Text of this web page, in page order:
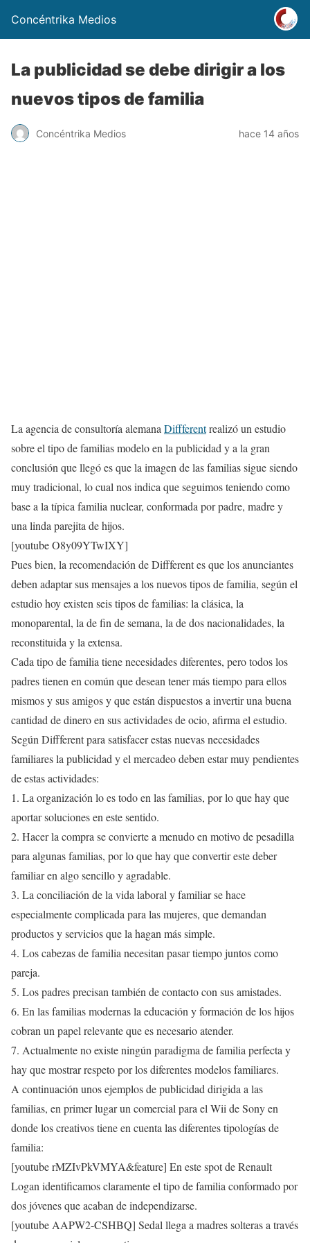
Concéntrika Medios
La publicidad se debe dirigir a los
nuevos tipos de familia
Concéntrika Medios hace 14 años
La agencia de consultoría alemana Diffferentrealizó un estudio
sobre el tipo de familias modelo en la publicidad y a la gran
conclusión que llegó es que la imagen de las familias sigue siendo
muy tradicional, lo cual nos indica que seguimos teniendo como
base a la típica familia nuclear, conformada por padre, madre y
una linda parejita de hijos.
[youtube O8y09YTwIXY]
Pues bien, la recomendación de Diffferent es que los anunciantes
deben adaptar sus mensajes a los nuevos tipos de familia, según el
estudio hoy existen seis tipos de familias: la clásica, la
monoparental, la de fin de semana, la de dos nacionalidades, la
reconstituida y la extensa.
Cada tipo de familia tiene necesidades diferentes, pero todos los
padres tienen en común que desean tener más tiempo para ellos
mismos y sus amigos y que están dispuestos a invertir una buena
cantidad de dinero en sus actividades de ocio, afirma el estudio.
Según Diffferent para satisfacer estas nuevas necesidades
familiares la publicidad y el mercadeo deben estar muy pendientes
de estas actividades:
1. La organización lo es todo en las familias, por lo que hay que
aportar soluciones en este sentido.
2. Hacer la compra se convierte a menudo en motivo de pesadilla
para algunas familias, por lo que hay que convertir este deber
familiar en algo sencillo y agradable.
3. La conciliación de la vida laboral y familiar se hace
especialmente complicada para las mujeres, que demandan
productos y servicios que la hagan más simple.
4. Los cabezas de familia necesitan pasar tiempo juntos como
pareja.
5. Los padres precisan también de contacto con sus amistades.
6. En las familias modernas la educación y formación de los hijos
cobran un papel relevante que es necesario atender.
7. Actualmente no existe ningún paradigma de familia perfecta y
hay que mostrar respeto por los diferentes modelos familiares.
A continuación unos ejemplos de publicidad dirigida a las
familias, en primer lugar un comercial para el Wii de Sony en
donde los creativos tiene en cuenta las diferentes tipologías de
familia:
[youtube rMZIvPkVMYA&feature] En este spot de Renault
Logan identificamos claramente el tipo de familia conformado por
dos jóvenes que acaban de independizarse.
[youtube AAPW2-CSHBQ] Sedal llega a madres solteras a través